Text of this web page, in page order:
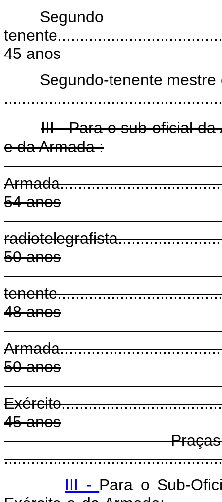
Segundo
45 anos
Segundo-tenente mestre
III - Para o sub-oficial
e da Armada :
Sub-
54 anos
Sub-
50 anos
48 anos
50 anos
45 anos
Praças do
III - Para o Sub-